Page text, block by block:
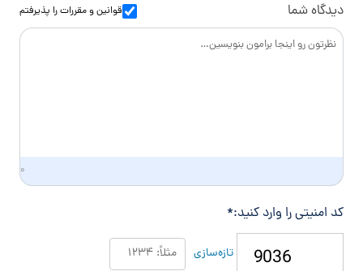
د
گ
دیدگاه شما قوانین و مقرراترا پذیرفتم
۰
کد امنیتی را وارد کنید:*
تازه‌سازی